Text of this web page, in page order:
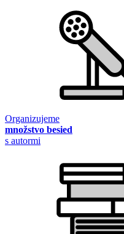
Organizujeme
množstvo besied
s autormi